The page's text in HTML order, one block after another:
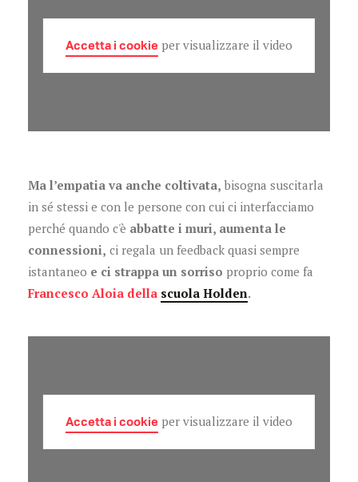
Accetta i cookie per visualizzare il video
Ma l’empatia va anche coltivata, bisogna suscitarla
in sé stessi e con le persone con cui ci interfacciamo
perché quando c'è abbatte i muri, aumenta le
connessioni, ci regala un feedback quasi sempre
istantaneo e ci strappa un sorriso proprio come fa
Francesco Aloia della scuola Holden.
Accetta i cookie per visualizzare il video